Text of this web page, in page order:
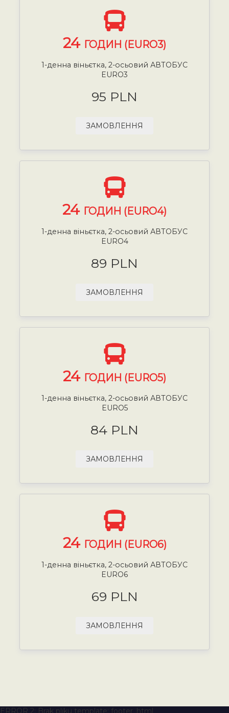
24 ГОДИН (EURO3)
1-денна віньєтка, 2-осьовий АВТОБУС
EURO3
95 PLN
ЗАМОВЛЕННЯ
24 ГОДИН (EURO4)
1-денна віньєтка, 2-осьовий АВТОБУС
EURO4
89 PLN
ЗАМОВЛЕННЯ
24 ГОДИН (EURO5)
1-денна віньєтка, 2-осьовий АВТОБУС
EURO5
84 PLN
ЗАМОВЛЕННЯ
24 ГОДИН (EURO6)
1-денна віньєтка, 2-осьовий АВТОБУС
EURO6
69 PLN
ЗАМОВЛЕННЯ
ERROR 2: Brak pliku template: footer_html